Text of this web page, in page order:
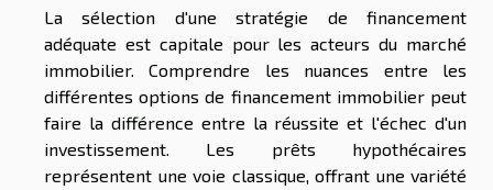
La sélection d'une stratégie de financement
adéquate est capitale pour les acteurs du marché
immobilier. Comprendre les nuances entre les
différentes options de financement immobilier peut
faire la différence entre la réussite et l'échec d'un
investissement. Les prêts hypothécaires
représentent une voie classique, offrant une variété